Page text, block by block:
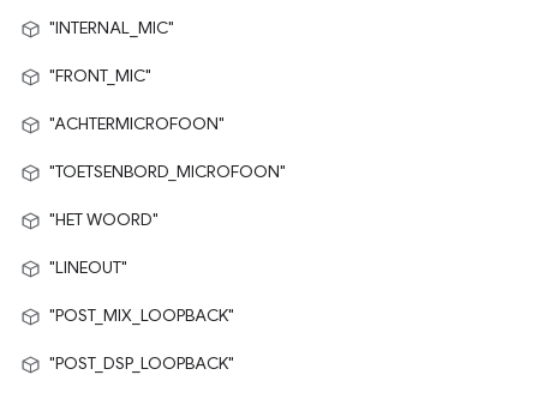
"INTERNAL_MIC"
"FRONT_MIC"
"ACHTERMICROFOON"
"TOETSENBORD_MICROFOON"
"HET WOORD"
"LINEOUT"
"POST_MIX_LOOPBACK"
"POST_DSP_LOOPBACK"